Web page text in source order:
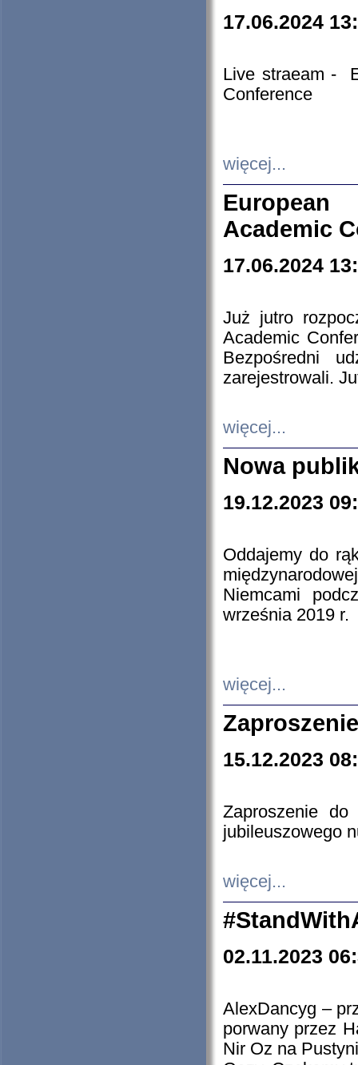
17.06.2024
Live straeam -
Conference
więcej...
European
Academic
17.06.2024
Już jutro
Academic
Bezpośredni
zarejestrowali.
więcej...
Nowa
19.12.2023
Oddajemy do
Niemcami
września 2019 r.
więcej...
15.12.2023
Zaproszenie do
jubileuszowego
więcej...
02.11.2023
AlexDancyg –
porwany przez
Nir Oz na